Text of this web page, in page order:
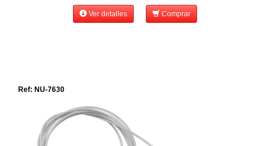
Ver detalles Comprar
Ref: NU-7630